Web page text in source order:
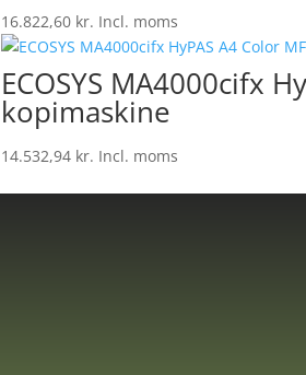
16.822,60 kr. Incl. moms
ECOSYS MA4000cifx
kopimaskine
14.532,94 kr. Incl. moms